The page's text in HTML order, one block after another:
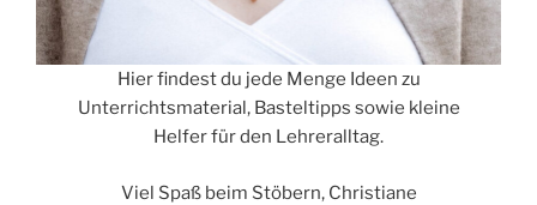
Hier findest du jede Menge Ideen zu
Unterrichtsmaterial, Basteltipps sowie kleine
Helfer für den Lehreralltag.
Viel Spaß beim Stöbern, Christiane